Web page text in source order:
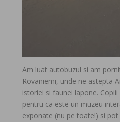
Am luat autobuzul si am
Rovaniemi, unde ne astepta
istoriei si faunei lapone.
pentru ca este un muzeu
exponate (nu pe toate!) si